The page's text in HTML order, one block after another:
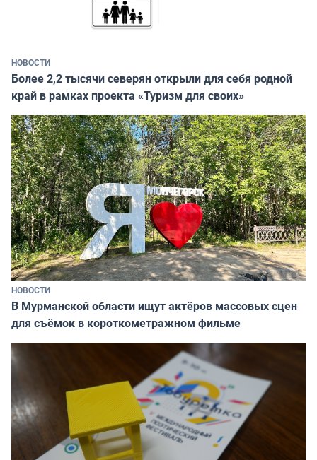
НОВОСТИ
Более 2,2 тысячи северян открыли для себя родной
край в рамках проекта «Туризм для своих»
НОВОСТИ
В Мурманской области ищут актёров массовых сцен
для съёмок в короткометражном фильме